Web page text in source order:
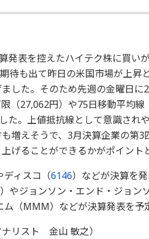
発表を控えたハイテク株に買い
待も出て昨日の米国市場が上昇
した。そのため先週の金曜日に
（27,062円）や75日移動平均線
た。上値抵抗線として意識され
増えそうで、3月決算企業の第3
げることができるかがポイント
ディスコ（6146）などが決算を
やジョンソン・エンド・ジョン
（MMM）などが決算発表を予
リスト 金山 敏之）